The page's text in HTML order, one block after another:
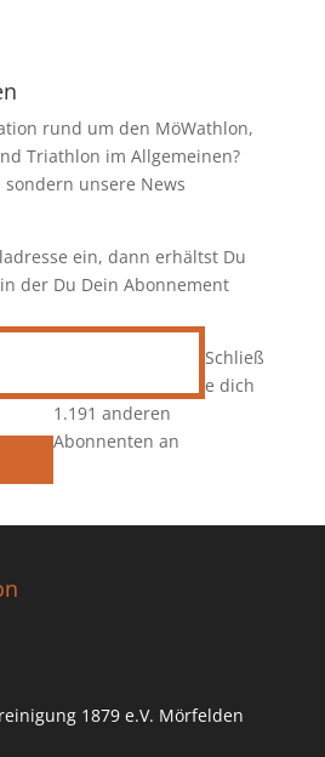
rund um den MöWathlon,
Triathlon im Allgemeinen?
unsere News
ein, dann erhältst Du
der Du Dein Abonnement
Schließ
e dich
1.191 anderen
Abonnenten an
1879 e.V. Mörfelden